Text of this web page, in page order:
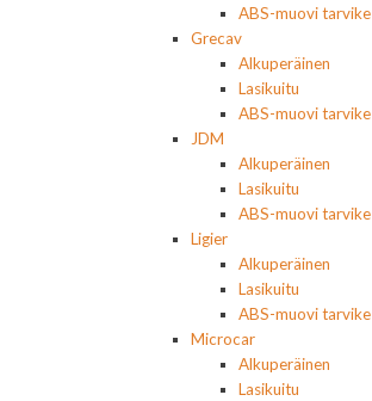
ABS-muovi tarvike
Grecav
Alkuperäinen
Lasikuitu
ABS-muovi tarvike
JDM
Alkuperäinen
Lasikuitu
ABS-muovi tarvike
Ligier
Alkuperäinen
Lasikuitu
ABS-muovi tarvike
Microcar
Alkuperäinen
Lasikuitu